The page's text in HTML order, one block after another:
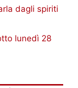
dagli spiriti
lunedì 28